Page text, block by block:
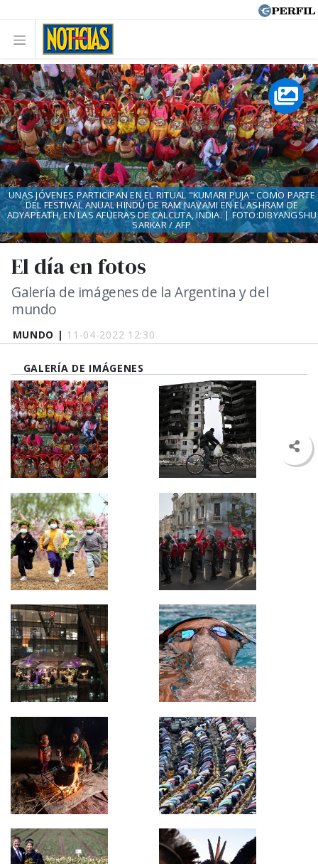
MUNDO | 11-04-2022 12:30
El día en fotos
Galería de imágenes de la Argentina y del
mundo
UNAS JÓVENES PARTICIPAN EN EL RITUAL "KUMARI PUJA" COMO PARTE
DEL FESTIVAL ANUAL HINDÚ DE RAM NAVAMI EN EL ASHRAM DE
ADYAPEATH, EN LAS AFUERAS DE CALCUTA, INDIA. | FOTO:DIBYANGSHU
SARKAR / AFP
GALERÍA DE IMÁGENES